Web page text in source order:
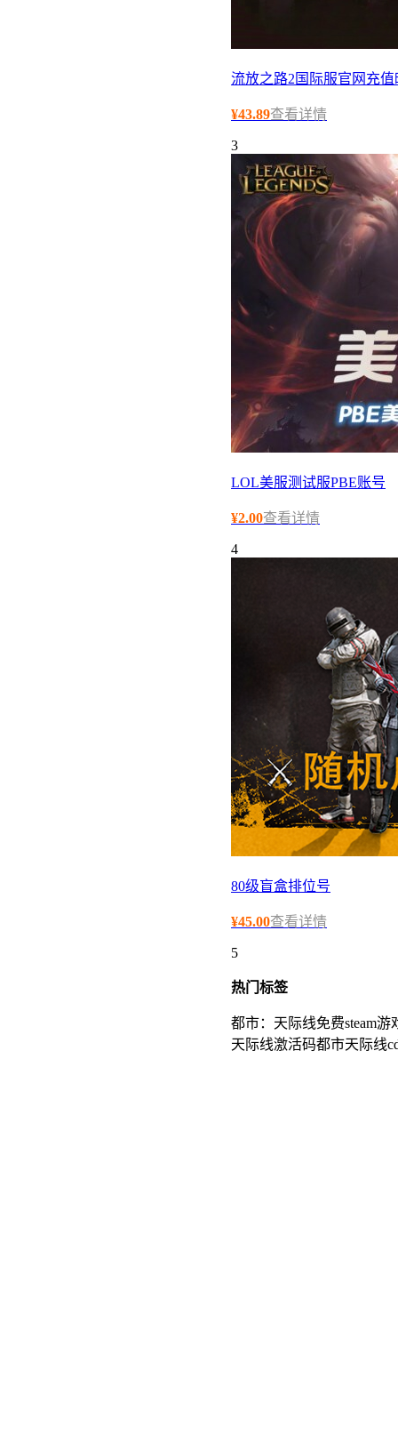
流放之路2国际服官网充
¥43.89查看详情
3
LOL美服测试服PBE账号
¥2.00查看详情
4
80级盲盒排位号
¥45.00查看详情
5
热门 标签
都市：天际线免费steam游
天际线激活码都市天际线